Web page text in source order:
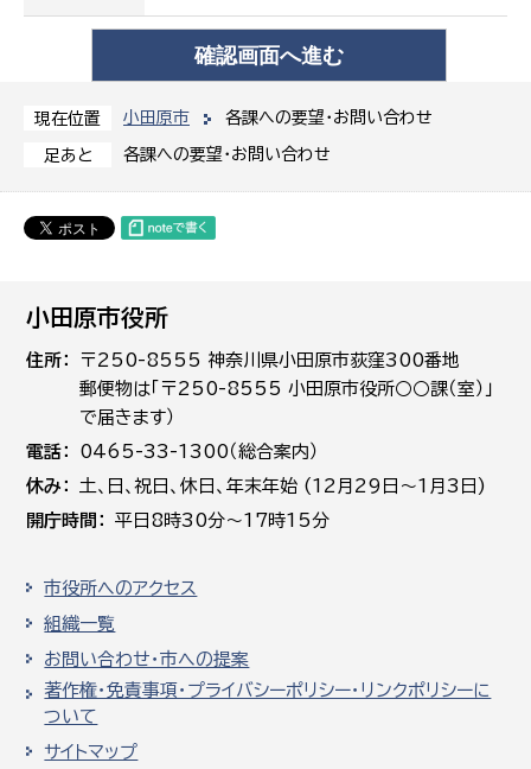
現在位置 小田原市 各課への要望・お問い合わせ
足あと 各課への要望・お問い合わせ
小田原市役所
住所
〒250-8555 神奈川県小田原市荻窪300番地
郵便物は「〒250-8555 小田原市役所○○課（室）」
で届きます）
電話
0465-33-1300（総合案内）
休み
土､日､祝日、休日、年末年始 (12月29日～1月3日)
開庁時間
平日8時30分～17時15分
市役所へのアクセス
組織一覧
お問い合わせ・市への提案
著作権・免責事項・プライバシーポリシー・リンクポリシーに
ついて
サイトマップ